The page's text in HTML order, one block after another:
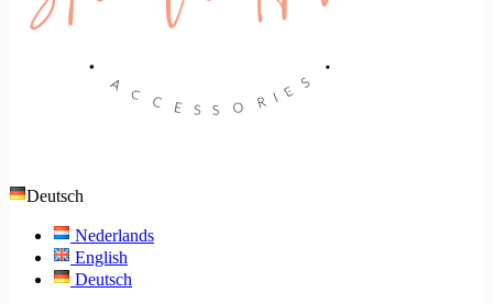
Deutsch
Nederlands
English
Deutsch